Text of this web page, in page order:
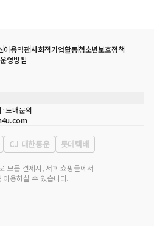
이용약관사회적기업활동청소년보호정책
영방침
남-02223
도매문의
CJ 대한통운 롯데택배
모든 결제시, 저희 쇼핑몰에서
용하실 수 있습니다.